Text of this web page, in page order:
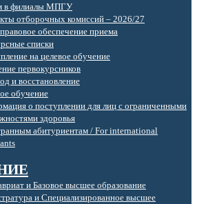
в филиалы МПГУ
отборочных комиссий – 2026/27
обеспечение приема
списки
на целевое обучение
первокурсников
и восстановление
обучение
о поступлении для лиц с ограниченными
здоровья
абитуриентам / For international
и Базовое высшее образование
и Специализированное высшее